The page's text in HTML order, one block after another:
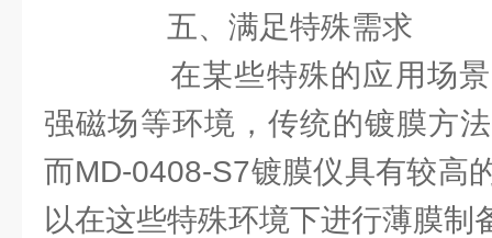
五、满足特殊需求
在某些特殊的应用场景
强磁场等环境，传统的镀膜方
而MD-0408-S7镀膜仪具有较高
以在这些特殊环境下进行薄膜制